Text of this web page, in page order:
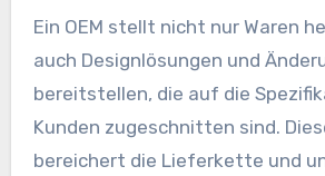
Ein OEM stellt nicht nur Waren
auch Designlösungen und
bereitstellen, die auf die
Kunden zugeschnitten sind.
bereichert die Lieferkette und